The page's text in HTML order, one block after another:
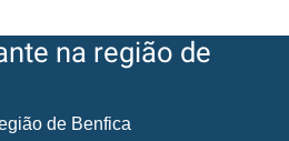
na região de
de Benfica